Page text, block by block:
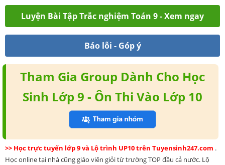
Luyện Bài Tập Trắc nghiệm Toán 9 - Xem ngay
Báo lỗi - Góp ý
Tham Gia Group Dành Cho Học
Sinh Lớp 9 - Ôn Thi Vào Lớp 10
>> Học trực tuyến lớp 9 và Lộ trình UP10 trên Tuyensinh247.com .
Học online tại nhà cũng giáo viên giỏi từ trường TOP đầu cả nước. Lộ